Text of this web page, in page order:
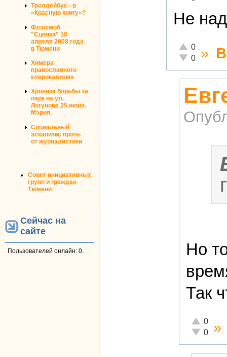
Троллейбус - в
«Красную книгу»?
Флэшмоб
"Сцепка" 18
апреля 2008 года
в Тюмени
Химера
православного
клерикализма
Хроника борьбы за
парк на ул.
Логунова 25 июня.
Мэрия.
Социальный
эскапизм: прочь
от журналистики
Совет инициативных
групп и граждан
Тюмени
Сейчас на
сайте
Пользователей онлайн: 0.
Не
Отлично!
0
Неадекватно!
0 »
Но
Так
Отлично!
0
0 »